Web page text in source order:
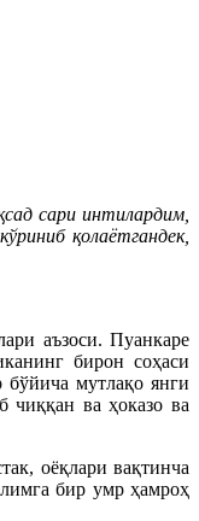
сари интилардим,
қолаётгандек,
аъзоси. Пуанкаре
бирон соҳаси
бўйича мутлақо янги
чиққан ва ҳоказо ва
оёқлари вақтинча
бир умр ҳамроҳ